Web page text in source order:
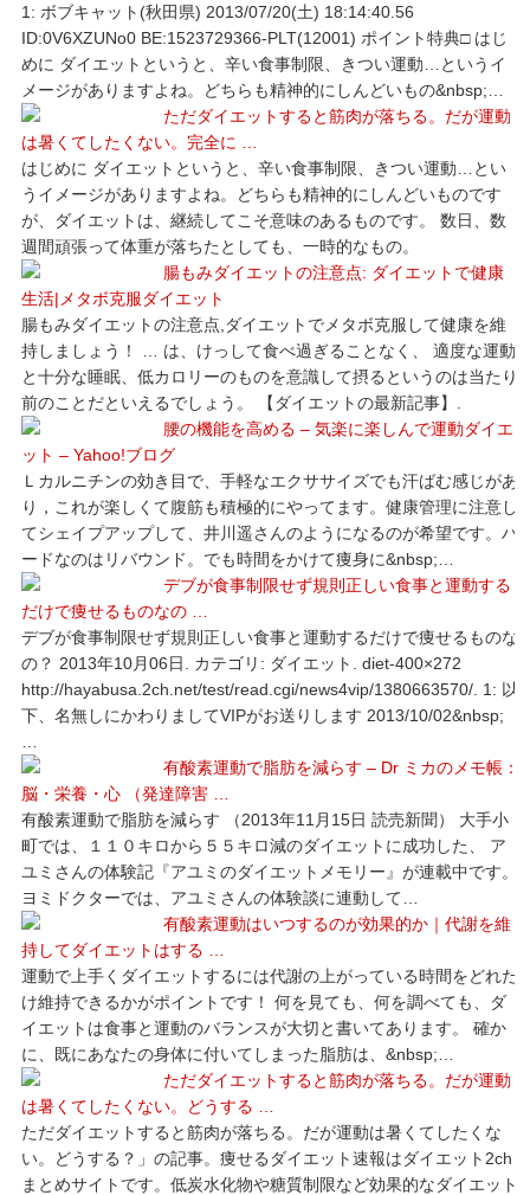
1: ボブキャット(秋田県) 2013/07/20(土) 18:14:40.56
ID:0V6XZUNo0 BE:1523729366-PLT(12001) ポイント特典□ はじ
めに ダイエットというと、辛い食事制限、きつい運動…というイ
メージがありますよね。どちらも精神的にしんどいもの&nbsp;…
ただダイエットすると筋肉が落ちる。だが運動
は暑くてしたくない。完全に …
はじめに ダイエットというと、辛い食事制限、きつい運動…とい
うイメージがありますよね。どちらも精神的にしんどいものです
が、ダイエットは、継続してこそ意味のあるものです。 数日、数
週間頑張って体重が落ちたとしても、一時的なもの。
腸もみダイエットの注意点: ダイエットで健康
生活|メタボ克服ダイエット
腸もみダイエットの注意点,ダイエットでメタボ克服して健康を維
持しましょう！ … は、けっして食べ過ぎることなく、 適度な運動
と十分な睡眠、低カロリーのものを意識して摂るというのは当たり
前のことだといえるでしょう。 【ダイエットの最新記事】.
腰の機能を高める – 気楽に楽しんで運動ダイエ
ット – Yahoo!ブログ
Ｌカルニチンの効き目で、手軽なエクササイズでも汗ばむ感じがあ
り，これが楽しくて腹筋も積極的にやってます。健康管理に注意し
てシェイプアップして、井川遥さんのようになるのが希望です。ハ
ードなのはリバウンド。でも時間をかけて痩身に&nbsp;…
デブが食事制限せず規則正しい食事と運動する
だけで痩せるものなの …
デブが食事制限せず規則正しい食事と運動するだけで痩せるものな
の？ 2013年10月06日. カテゴリ: ダイエット. diet-400×272
http://hayabusa.2ch.net/test/read.cgi/news4vip/1380663570/. 1: 以
下、名無しにかわりましてVIPがお送りします 2013/10/02&nbsp;
有酸素運動で脂肪を減らす – Dr ミカのメモ帳：
脳・栄養・心 （発達障害 …
有酸素運動で脂肪を減らす （2013年11月15日 読売新聞） 大手小
町では、１１０キロから５５キロ減のダイエットに成功した、 ア
ユミさんの体験記『アユミのダイエットメモリー』が連載中です。
ヨミドクターでは、アユミさんの体験談に連動して…
有酸素運動はいつするのが効果的か｜代謝を維
持してダイエットはする …
運動で上手くダイエットするには代謝の上がっている時間をどれだ
け維持できるかがポイントです！ 何を見ても、何を調べても、ダ
イエットは食事と運動のバランスが大切と書いてあります。 確か
に、既にあなたの身体に付いてしまった脂肪は、&nbsp;…
ただダイエットすると筋肉が落ちる。だが運動
は暑くてしたくない。どうする …
ただダイエットすると筋肉が落ちる。だが運動は暑くてしたくな
い。どうする？」の記事。痩せるダイエット速報はダイエット2ch
まとめサイトです。低炭水化物や糖質制限など効果的なダイエット